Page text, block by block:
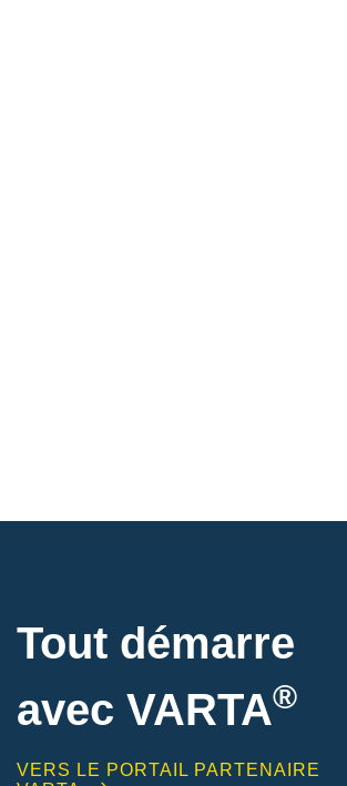
Tout démarre
avec VARTA®
VERS LE PORTAIL PARTENAIRE